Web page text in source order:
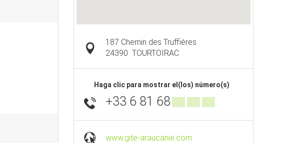
187 Chemin des Truffières
24390 TOURTOIRAC
Haga clic para mostrar el(los) número(s)
+33 6 81 68▒▒ ▒▒ ▒▒
www.gite-araucanie.com